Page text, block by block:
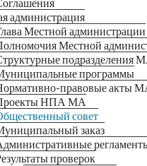
администрация
Местной администрации
Местной
подразделения
программы
правовые акты
НПА МА
совет
заказ
проверок